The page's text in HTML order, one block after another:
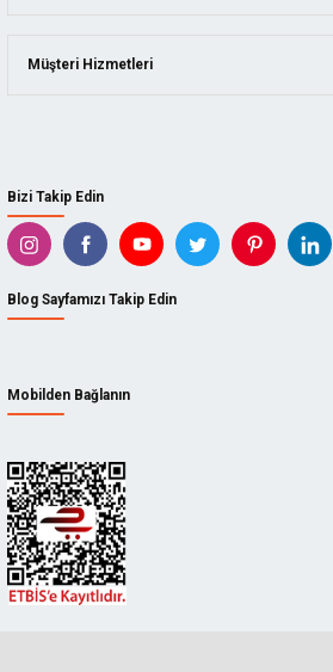
Bizi Takip Edin
Blog Sayfamızı Takip Edin
Mobilden Bağlanın
Müşteri Hizmetleri